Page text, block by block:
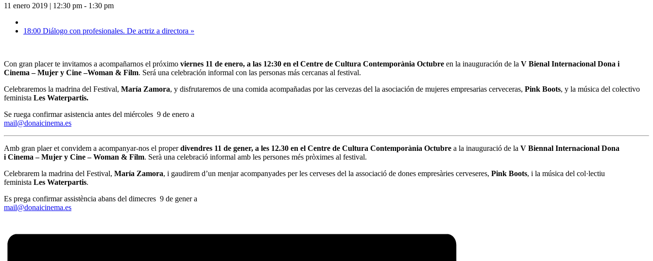
11 enero 2019 | 12:30 pm - 1:30 pm
18:00 Diálogo con profesionales. De actriz a directora »
Con gran placer te invitamos a acompañarnos el próximo viernes 11 de enero, a las 12:30 en el Centre de Cultura Contemporània Octubre en la inauguración de la V Bienal Internacional Dona i
Cinema – Mujer y Cine –Woman & Film. Será una celebración informal con las personas más cercanas al festival.
Celebraremos la madrina del Festival, María Zamora, y disfrutaremos de una comida acompañadas por las cervezas del la asociación de mujeres empresarias cerveceras, Pink Boots, y la música del colectivo
feminista Les Waterpartis.
Se ruega confirmar asistencia antes del miércoles 9 de enero a
mail@donaicinema.es
Amb gran plaer et convidem a acompanyar-nos el properdivendres 11 de gener, a les 12.30 en el Centre de Cultura Contemporània Octubre a la inauguració de la V Biennal Internacional Dona
i Cinema – Mujer y Cine – Woman & Film. Serà una celebració informal amb les persones més pròximes al festival.
Celebrarem la madrina del Festival, María Zamora, i gaudirem d’un menjar acompanyades per les cerveses del la associació de dones empresàries cerveseres, Pink Boots, i la música del col·lectiu
feminista Les Waterpartis.
Es prega confirmar assistència abans del dimecres 9 de gener a
mail@donaicinema.es